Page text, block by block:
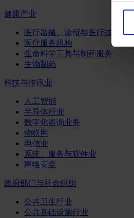
健康产业
医疗器械、诊断与医疗技术
医疗服务机构
生命科学工具与制药服务
生物制药
科技与传讯业
人工智能
半导体行业
数字化咨询业务
物联网
电信业
系统、服务与软件业
网络安全
政府部门与社会组织
公共卫生行业
公共基础设施行业